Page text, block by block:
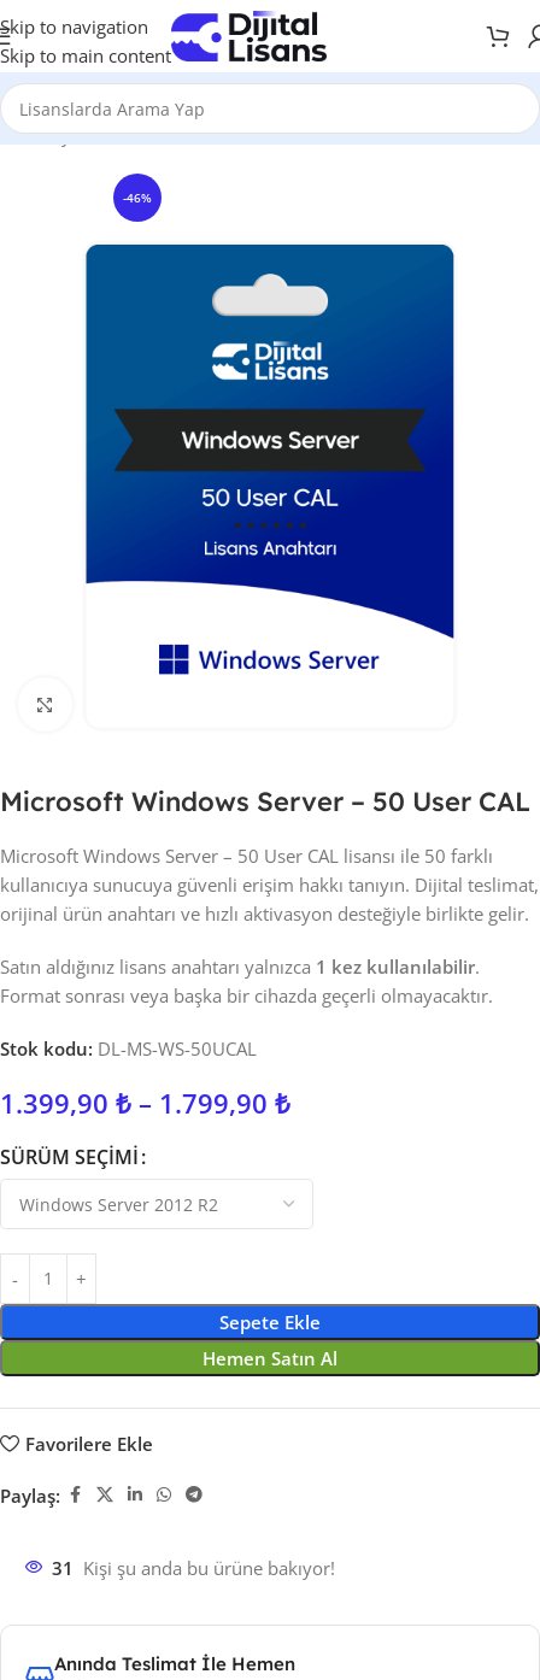
Skip to navigation
Skip to main content
Anasayfa Server Yazılımları RDS 50 User
-46%
Microsoft Windows Server – 50 User CAL
Microsoft Windows Server – 50 User CAL lisansı ile 50 farklı
kullanıcıya sunucuya güvenli erişim hakkı tanıyın. Dijital teslimat,
orijinal ürün anahtarı ve hızlı aktivasyon desteğiyle birlikte gelir.
Satın aldığınız lisans anahtarı yalnızca 1 kez kullanılabilir.
Format sonrası veya başka bir cihazda geçerli olmayacaktır.
Stok kodu: DL-MS-WS-50UCAL
1.399,90 ₺ – 1.799,90 ₺
SÜRÜM SEÇIMI
Sepete Ekle
Hemen Satın Al
Favorilere Ekle
Paylaş:
31 Kişi şu anda bu ürüne bakıyor!
Anında Teslimat İle Hemen